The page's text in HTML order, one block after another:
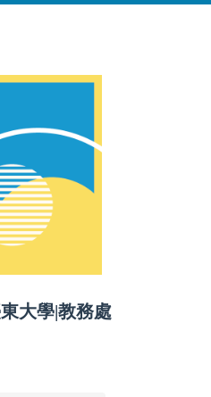
大學|教務處